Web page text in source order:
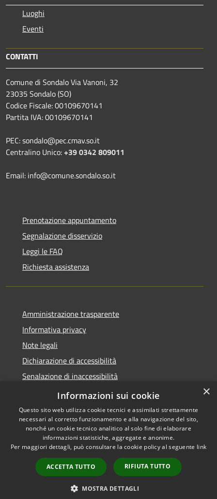
Luoghi
Eventi
CONTATTI
Comune di Sondalo Via Vanoni, 32
23035 Sondalo (SO)
Codice Fiscale: 00109670141
Partita IVA: 00109670141
PEC: sondalo@pec.cmav.so.it
Centralino Unico:+39 0342 809011
Email: info@comune.sondalo.so.it
Prenotazione appuntamento
Segnalazione disservizio
Leggi le FAQ
Richiesta assistenza
Amministrazione trasparente
Informativa privacy
Note legali
Dichiarazione di accessibilità
Senalazione di inaccessibilità
Whistleblowing segnalazione illeciti
Accessibilità
Copyright © 2026 • Comune di
Sondalo • Powered by
Municipium•
Accesso
redazione
×
Informazioni sui cookie
Questo sito web utilizza cookie tecnici e assimilati strettamente
necessari al corretto funzionamento e alla navigazione del sito,
nonché un cookie tecnico analitico al solo fine di elaborare
informazioni statistiche, aggregate e anonime.
Per maggiori dettagli, può consultare la cookie policy al seguente link
ACCETTA TUTTO RIFIUTA TUTTO
MOSTRA DETTAGLI